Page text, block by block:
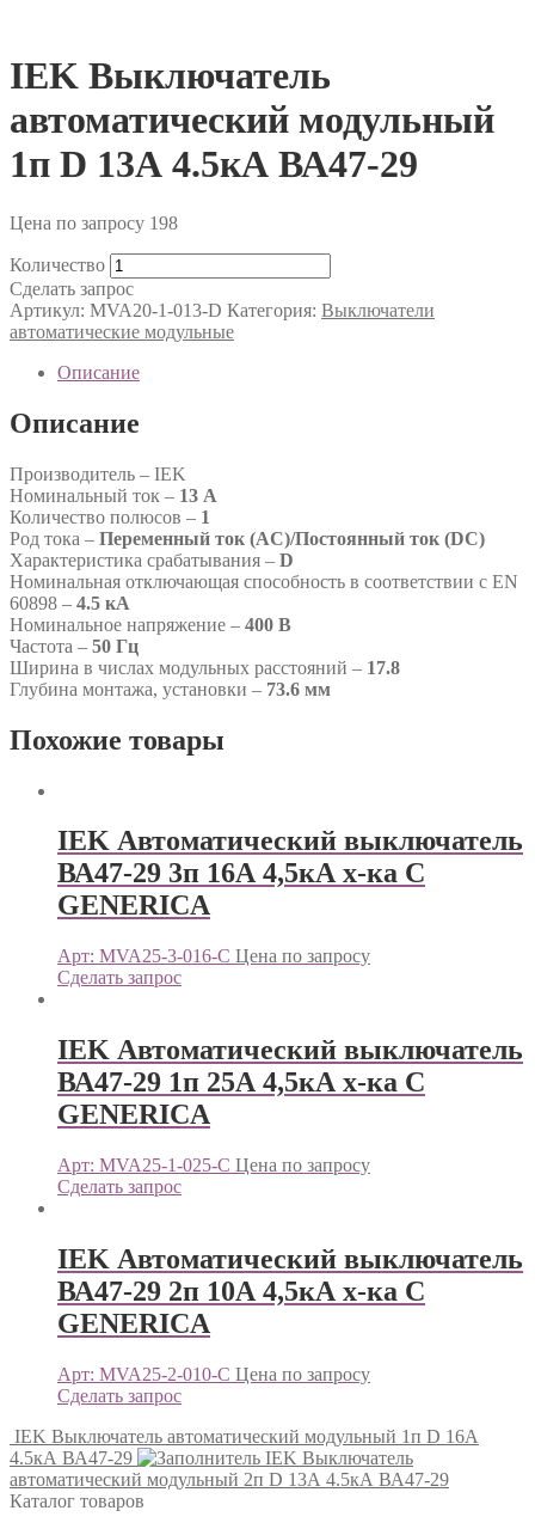
IEK Выключатель
автоматический модульный
1п D 13А 4.5кА ВА47-29
Цена по запросу 198
Количество
Сделать запрос
Артикул: MVA20-1-013-D Категория: Выключатели
автоматические модульные
Описание
Описание
Производитель – IEK
Номинальный ток – 13 А
Количество полюсов – 1
Род тока – Переменный ток (AC)/Постоянный ток (DC)
Характеристика срабатывания – D
Номинальная отключающая способность в соответствии с EN
60898 – 4.5 кА
Номинальное напряжение – 400 В
Частота – 50 Гц
Ширина в числах модульных расстояний – 17.8
Глубина монтажа, установки – 73.6 мм
Похожие товары
IEK Автоматический выключатель
ВА47-29 3п 16А 4,5кА х-ка С
GENERICА
Арт: MVA25-3-016-C Цена по запросу
Сделать запрос
IEK Автоматический выключатель
ВА47-29 1п 25А 4,5кА х-ка С
GENERICА
Арт: MVA25-1-025-C Цена по запросу
Сделать запрос
IEK Автоматический выключатель
ВА47-29 2п 10А 4,5кА х-ка С
GENERICА
Арт: MVA25-2-010-C Цена по запросу
Сделать запрос
IEK Выключатель автоматический модульный 1п D 16А
4.5кА ВА47-29
IEK Выключатель
автоматический модульный 2п D 13А 4.5кА ВА47-29
Каталог товаров